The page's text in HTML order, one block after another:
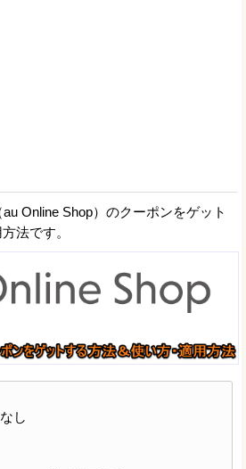
Online Shop）のクーポンをゲット
法です。
し